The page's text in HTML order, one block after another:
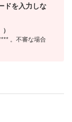
ドを入力しな
。不審な場合